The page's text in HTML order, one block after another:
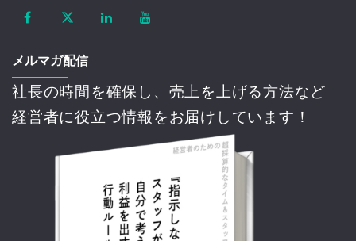
メルマガ配信
社長の時間を確保し、売上を上げる方法など
経営者に役立つ情報をお届けしています！